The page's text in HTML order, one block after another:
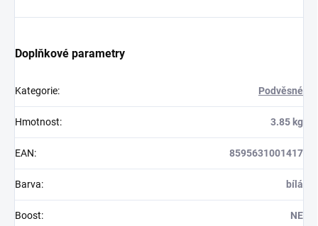
Doplňkové parametry
Kategorie: Podvěsné
Hmotnost: 3.85 kg
EAN: 8595631001417
Barva: bílá
Boost: NE